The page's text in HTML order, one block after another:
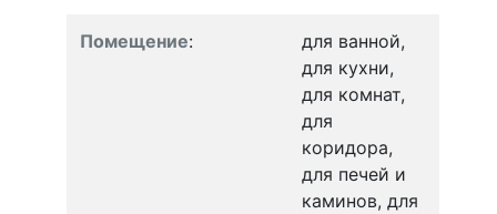
Помещение:
для ванной,
для кухни,
для комнат,
для
коридора,
для печей и
каминов, для